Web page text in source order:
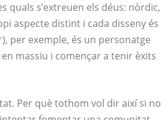
quals s’extreuen els déus: nòrdic,
aspecte distint i cada disseny és
per exemple, és un personatge
massiu i començar a tenir èxits
Per què tothom vol dir així si no